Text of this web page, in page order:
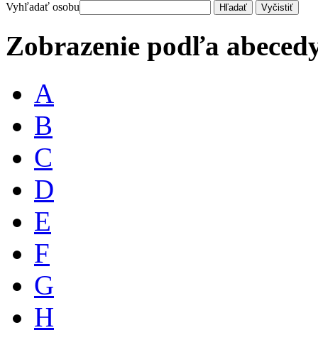
Vyhľadať osobu
Zobrazenie podľa
A
B
C
D
E
F
G
H